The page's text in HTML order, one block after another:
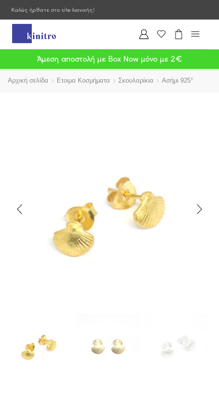
Καλώς ήρθατε στο site λιανικής!
Άμεση αποστολή με Box Now μόνο με 2€
Αρχική σελίδα Ετοιμα Κοσμήματα Σκουλαρίκια Ασήμι 925°